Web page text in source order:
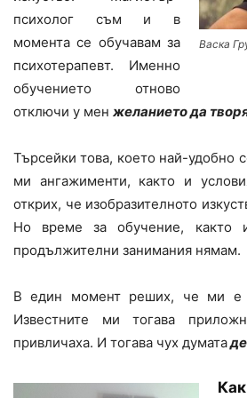
Васка
психолог съм и в
момента се обучавам за
психотерапевт. Именно
обучението отново
отключи у мен желанието да
Търсейки това, което най-удобно
ми ангажименти, както и
открих, че изобразителното
Но време за обучение, както
продължителни занимания нямам.
В един момент реших, че ми е
Известните ми тогава
привличаха. И тогава чух думата